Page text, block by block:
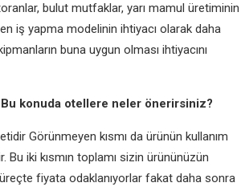
bulut mutfaklar, yarı mamul üretiminin
iş yapma modelinin ihtiyacı olarak daha
buna uygun olması ihtiyacını
konuda otellere neler önerirsiniz?
Görünmeyen kısmı da ürünün kullanım
iki kısmın toplamı sizin ürününüzün
fiyata odaklanıyorlar fakat daha sonra